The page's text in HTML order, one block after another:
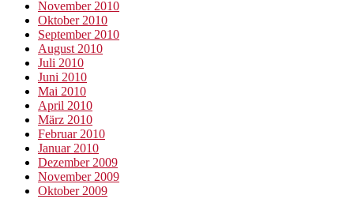
November 2010
Oktober 2010
September 2010
August 2010
Juli 2010
Juni 2010
Mai 2010
April 2010
März 2010
Februar 2010
Januar 2010
Dezember 2009
November 2009
Oktober 2009